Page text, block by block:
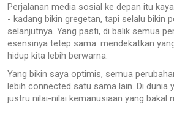
Perjalanan media sosial ke depan itu
- kadang bikin gregetan, tapi selalu bikin
selanjutnya. Yang pasti, di balik semua
esensinya tetep sama: mendekatkan
hidup kita lebih berwarna.
Yang bikin saya optimis, semua
lebih connected satu sama lain. Di dunia
justru nilai-nilai kemanusiaan yang bakal